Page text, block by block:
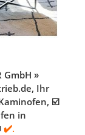
GmbH »
Ihr
☑️
in
✔️.